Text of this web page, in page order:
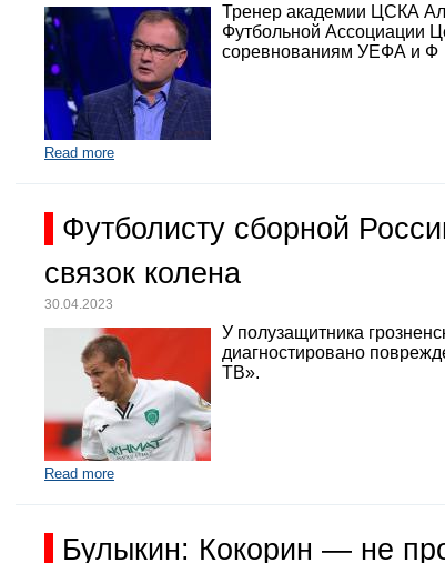
Тренер академии ЦСКА
Футбольной Ассоциации
соревнованиям УЕФА и Ф
Read more
Футболисту сборной
связок колена
30.04.2023
У полузащитника
диагностировано
ТВ».
Read more
Булыкин: Кокорин — не